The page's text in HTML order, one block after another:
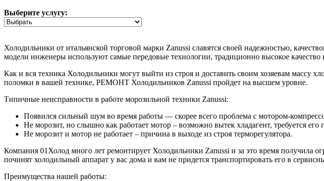
Выберите услугу:
Холодильники от итальянской торговой марки Zanussi славятся своей надежностью,
модели инженеры используют самые передовые технологии, традиционно высокое
Как и вся техника Холодильники могут выйти из строя и доставить своим хозяевам массу
поломки в вашей технике, РЕМОНТ Холодильников Zanussi пройдет на высшем уровне.
Типичные неисправности в работе морозильной техники Zanussi:
Появился сильный шум во время работы — скорее всего проблема с мотором-
Не морозит, но слышно как работает мотор – возможно вытек хладагент, требуется его
Не морозит и мотор не работает – причина в выходе из строя терморегулятора.
Компания 01Холод много лет ремонтирует Холодильники Zanussi и за это время получила
починят холодильный аппарат у вас дома и вам не придется транспортировать его в
Преимущества нашей работы: